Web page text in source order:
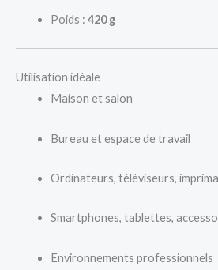
Poids : 420 g
Utilisation idéale
Maison et salon
Bureau et espace de travail
Ordinateurs, téléviseurs,
Smartphones, tablettes,
Environnements professionnels